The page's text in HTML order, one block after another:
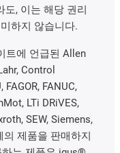
도, 이는 해당 권리
하지 않습니다.
트에 언급된 Allen
Control
FANUC,
LTi DRiVES,
SEW, Siemens,
제품을 판매하지